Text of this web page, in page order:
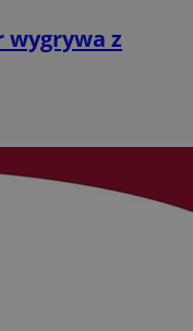
wygrywa z